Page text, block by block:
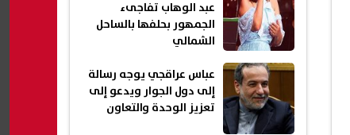
عبد الوهاب تفاجىء
الجمهور بحلفها بالساحل
الشمالي
عباس عراقجي يوجه رسالة
إلى دول الجوار ويدعو إلى
تعزيز الوحدة والتعاون